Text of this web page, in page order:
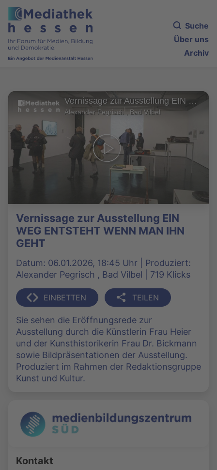
Suche
Über uns
Archiv
Vernissage zur Ausstellung EIN WEG ENTSTEHT WENN MAN IHN GEHT
Alexander Pegrisch , Bad Vilbel
Vernissage zur Ausstellung EIN
WEG ENTSTEHT WENN MAN IHN
GEHT
Datum: 06.01.2026, 18:45 Uhr | Produziert:
Alexander Pegrisch , Bad Vilbel | 719 Klicks
EINBETTEN TEILEN
Sie sehen die Eröffnungsrede zur
Ausstellung durch die Künstlerin Frau Heier
und der Kunsthistorikerin Frau Dr. Bickmann
sowie Bildpräsentationen der Ausstellung.
Produziert im Rahmen der Redaktionsgruppe
Kunst und Kultur.
Kontakt